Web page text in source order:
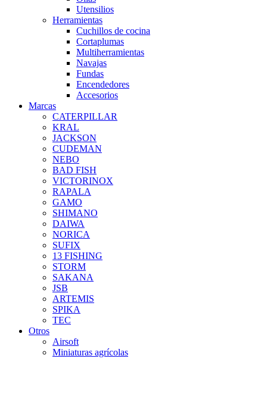
Utensilios
Herramientas
Cuchillos de cocina
Cortaplumas
Multiherramientas
Navajas
Fundas
Encendedores
Accesorios
Marcas
CATERPILLAR
KRAL
JACKSON
CUDEMAN
NEBO
BAD FISH
VICTORINOX
RAPALA
GAMO
SHIMANO
DAIWA
NORICA
SUFIX
13 FISHING
STORM
SAKANA
JSB
ARTEMIS
SPIKA
TEC
Otros
Airsoft
Miniaturas agrícolas